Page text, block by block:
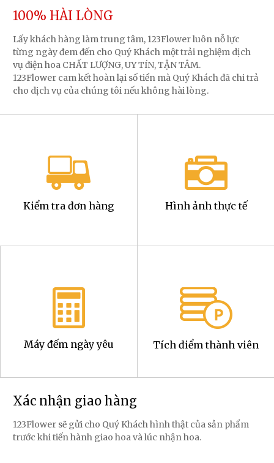
100% HÀI LÒNG
Lấy khách hàng làm trung tâm, 123Flower luôn nỗ lực
từng ngày đem đến cho Quý Khách một trải nghiệm dịch
vụ điện hoa CHẤT LƯỢNG, UY TÍN, TẬN TÂM.
123Flower cam kết hoàn lại số tiền mà Quý Khách đã chi trả
cho dịch vụ của chúng tôi nếu không hài lòng.
Kiểm tra đơn hàng Hình ảnh thực tế
Máy đếm ngày yêu Tích điểm thành viên
Xác nhận giao hàng
123Flower sẽ gửi cho Quý Khách hình thật của sản phẩm
trước khi tiến hành giao hoa và lúc nhận hoa.